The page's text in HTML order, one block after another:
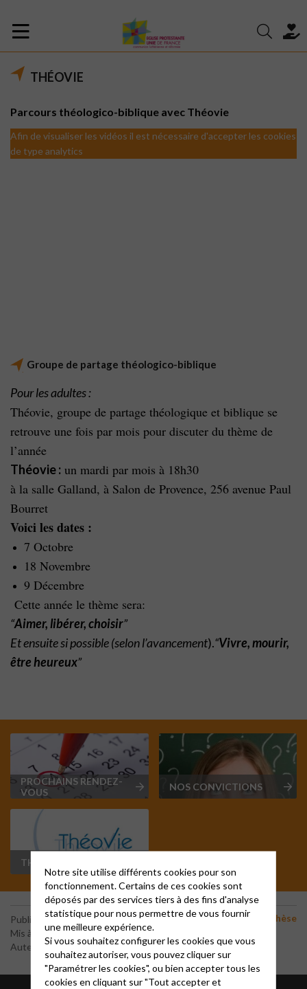
THÉOVIE
Parcours théologico-biblique avec Théovie
Afin de visualiser les vidéos il est nécessaire d'accepter les cookies
de type analytics
Groupe de partage théologico-biblique
Pour les adultes :
Théovie, groupe de partage théologique et biblique se
retrouve une fois par mois pour discuter du thème de
l’année
Théovie : un mardi par mois à 18h30
à la salle Galland, à Salon de Provence, 256 avenue Paul
Bourret
Voici les dates :
7 Octobre
18 Novembre
9 Décembre
Cette année le thème sera:
“Aimer, libérer, choisir”
Et ensuite si possible (selon l’avancement).“Vivre, mourir,
être heureux”
PROCHAINS RENDEZ-
VOUS
NOS CONVICTIONS
THÉOVIE NATIONAL
Publié le 30 septembre 2025
Mis à jour le 1 novembre 2025
Auteur : Mino
Catéchèse
Notre site utilise différents cookies pour son
fonctionnement. Certains de ces cookies sont
déposés par des services tiers à des fins d'analyse
statistique pour nous permettre de vous fournir
une meilleure expérience.
Si vous souhaitez configurer les cookies que vous
souhaitez autoriser, vous pouvez cliquer sur
"Paramétrer les cookies", ou bien accepter tous les
cookies en cliquant sur "Tout accepter et